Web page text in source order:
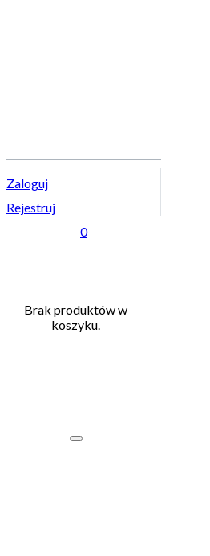
Zaloguj
Rejestruj
0
Brak produktów w
koszyku.